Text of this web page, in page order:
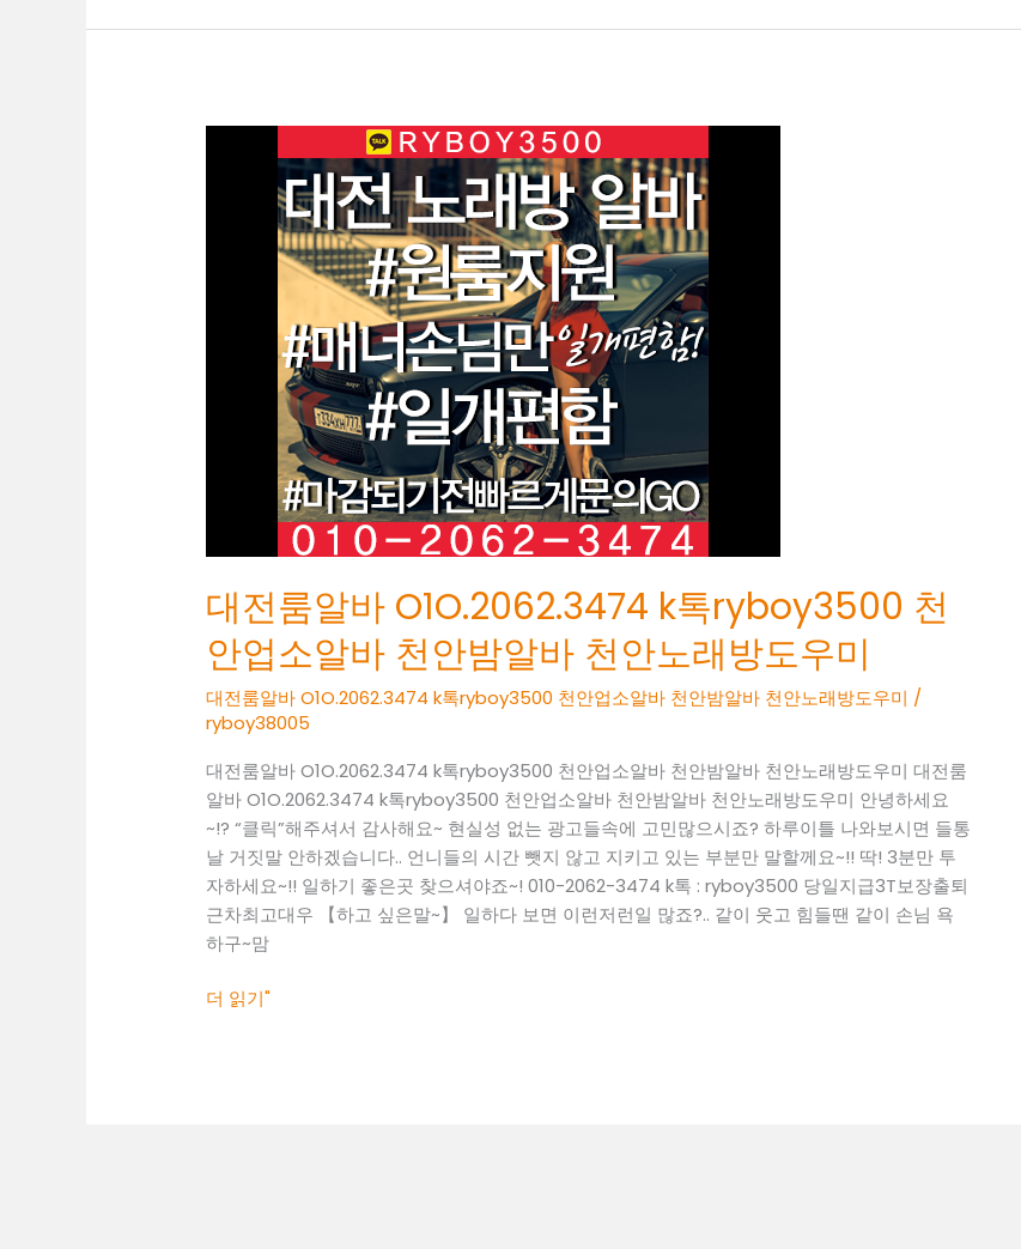
대전룸알바 O1O.2062.3474 k톡ryboy3500 천
안업소알바 천안밤알바 천안노래방도우미
대전룸알바 O1O.2062.3474 k톡ryboy3500 천안업소알바 천안밤알바 천안노래방도우미 /
ryboy38005
대전룸알바 O1O.2062.3474 k톡ryboy3500 천안업소알바 천안밤알바 천안노래방도우미 대전룸
알바 O1O.2062.3474 k톡ryboy3500 천안업소알바 천안밤알바 천안노래방도우미 안녕하세요
~!? “클릭”해주셔서 감사해요~ 현실성 없는 광고들속에 고민많으시죠? 하루이틀 나와보시면 들통
날 거짓말 안하겠습니다.. 언니들의 시간 뺏지 않고 지키고 있는 부분만 말할께요~!! 딱! 3분만 투
자하세요~!! 일하기 좋은곳 찾으셔야죠~! 010-2062-3474 k톡 : ryboy3500 당일지급3T보장출퇴
근차최고대우 【하고 싶은말~】 일하다 보면 이런저런일 많죠?.. 같이 웃고 힘들땐 같이 손님 욕
하구~맘
O1O.2062.3474
ryboy3500
안
알
바
천
안
노
래
방
도
우
미
더 읽기"